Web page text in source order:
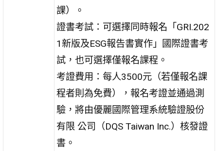
課）。
證書考試：可選擇同時報名「GRI.202
1新版及ESG報告書實作」國際證書考
試，也可選擇僅報名課程。
考證費用：每人3500元（若僅報名課
程者則為免費），報名考證並通過測
驗，將由優麗國際管理系統驗證股份
有限 公司（DQS Taiwan Inc.）核發證
書。